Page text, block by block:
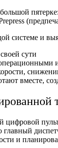
системе и
сути
вместе,
цифровой
и